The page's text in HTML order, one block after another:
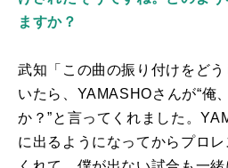
ますか？
武知「この曲の振り付けをど
いたら、YAMASHOさんが“俺
か？”と言ってくれました。
に出るようになってからプロ